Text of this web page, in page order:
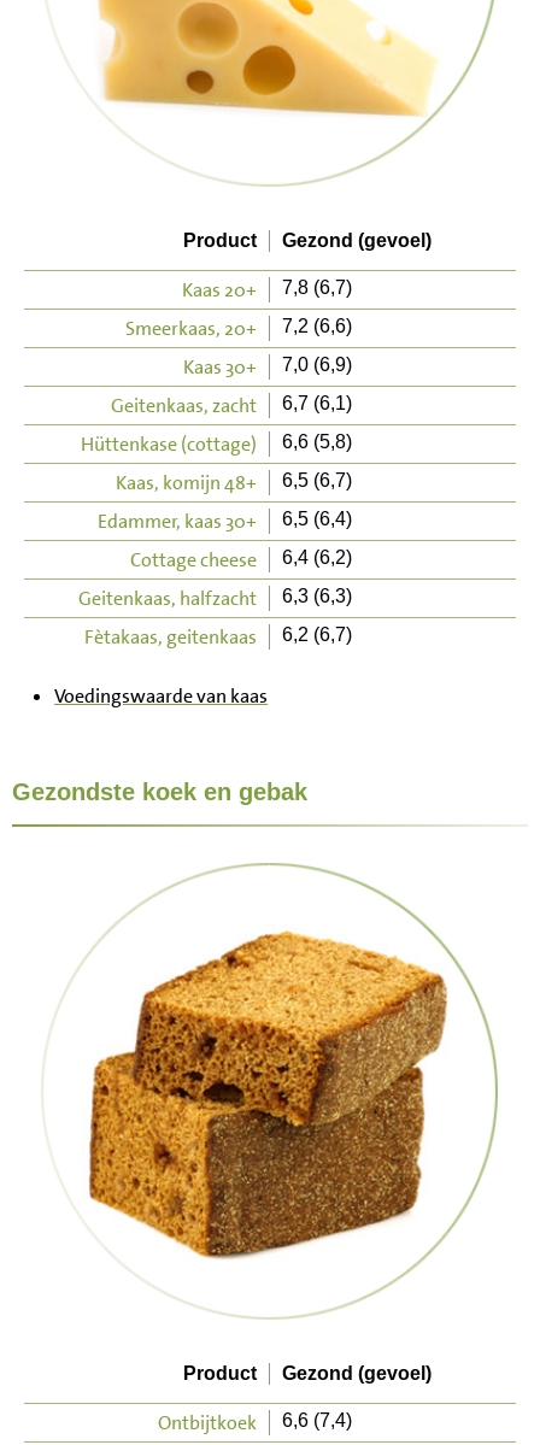
Product Gezond (gevoel)
Kaas 20+ 7,8 (6,7)
Smeerkaas, 20+ 7,2 (6,6)
Kaas 30+ 7,0 (6,9)
Geitenkaas, zacht 6,7 (6,1)
Hüttenkase (cottage) 6,6 (5,8)
Kaas, komijn 48+ 6,5 (6,7)
Edammer, kaas 30+ 6,5 (6,4)
Cottage cheese 6,4 (6,2)
Geitenkaas, halfzacht 6,3 (6,3)
Fètakaas, geitenkaas 6,2 (6,7)
Voedingswaarde van kaas
Gezondste koek en gebak
Product Gezond (gevoel)
Ontbijtkoek 6,6 (7,4)